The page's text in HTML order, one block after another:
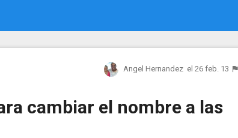
Angel Hernandez el 26 feb. 13
cambiar el nombre a las